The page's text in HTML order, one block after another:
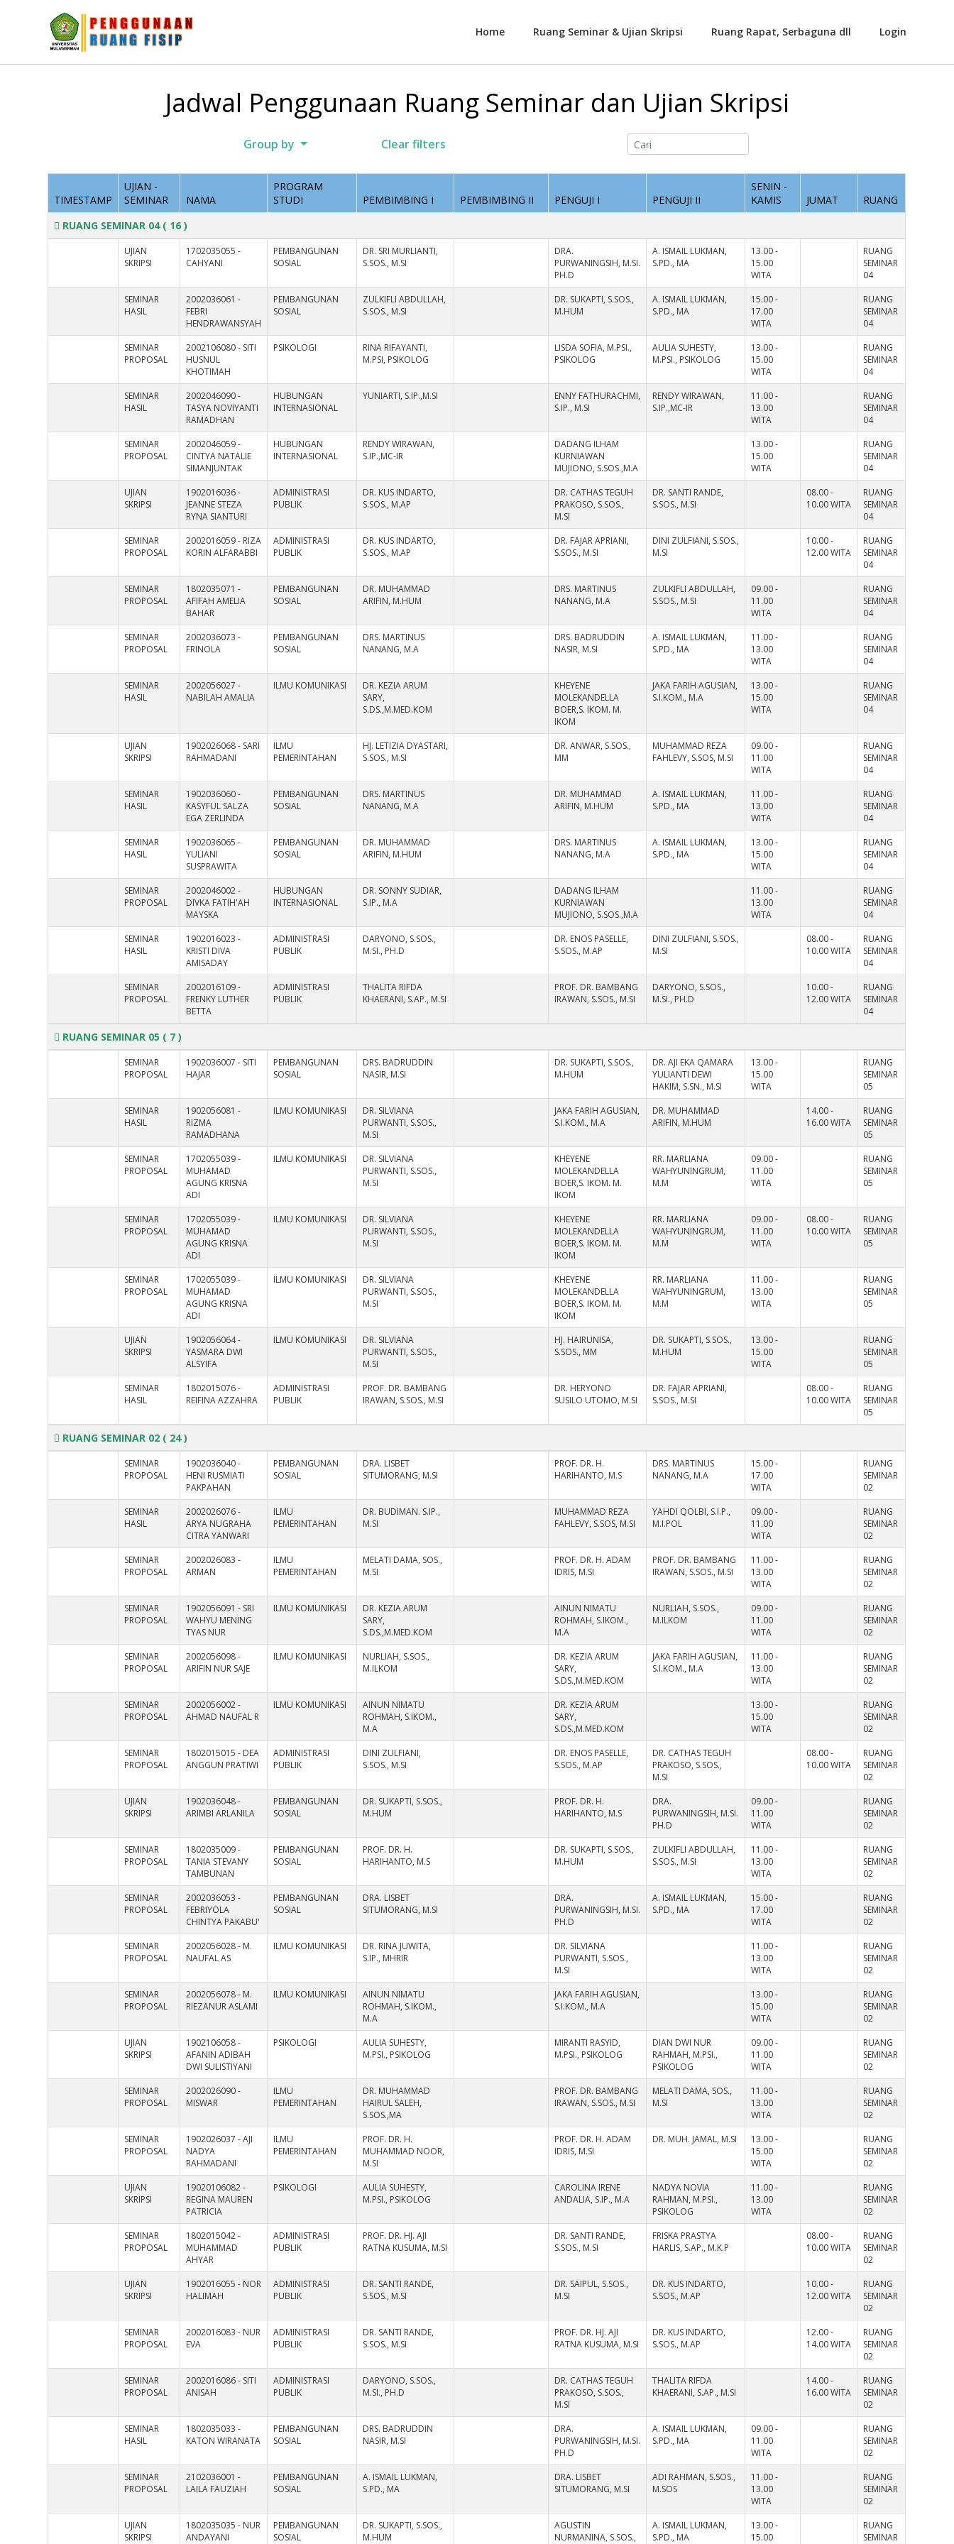
Home Ruang Seminar & Ujian Skripsi Ruang Rapat, Serbaguna dll Login
Jadwal Penggunaan Ruang Seminar dan Ujian Skripsi
Group by Clear filters
TIMESTAMP
UJIAN -
SEMINAR
NAMA
PROGRAM
STUDI
PEMBIMBING I PEMBIMBING II PENGUJI I PENGUJI II
SENIN -
KAMIS
JUMAT
RUANG
RUANG SEMINAR 04 ( 16 )
UJIAN
SKRIPSI
1702035055 -
CAHYANI
PEMBANGUNAN
SOSIAL
DR. SRI MURLIANTI,
S.SOS., M.SI
DRA.
PURWANINGSIH, M.SI.
PH.D
A. ISMAIL LUKMAN,
S.PD., MA
13.00 -
15.00
WITA
RUANG
SEMINAR
04
SEMINAR
HASIL
2002036061 -
FEBRI
HENDRAWANSYAH
PEMBANGUNAN
SOSIAL
ZULKIFLI ABDULLAH,
S.SOS., M.SI
DR. SUKAPTI, S.SOS.,
M.HUM
A. ISMAIL LUKMAN,
S.PD., MA
15.00 -
17.00
WITA
RUANG
SEMINAR
04
SEMINAR
PROPOSAL
2002106080 - SITI
HUSNUL
KHOTIMAH
PSIKOLOGI
RINA RIFAYANTI,
M.PSI, PSIKOLOG
LISDA SOFIA, M.PSI.,
PSIKOLOG
AULIA SUHESTY,
M.PSI., PSIKOLOG
13.00 -
15.00
WITA
RUANG
SEMINAR
04
SEMINAR
HASIL
2002046090 -
TASYA NOVIYANTI
RAMADHAN
HUBUNGAN
INTERNASIONAL
YUNIARTI, S.IP.,M.SI
ENNY FATHURACHMI,
S.IP., M.SI
RENDY WIRAWAN,
S.IP.,MC-IR
11.00 -
13.00
WITA
RUANG
SEMINAR
04
SEMINAR
PROPOSAL
2002046059 -
CINTYA NATALIE
SIMANJUNTAK
HUBUNGAN
INTERNASIONAL
RENDY WIRAWAN,
S.IP.,MC-IR
DADANG ILHAM
KURNIAWAN
MUJIONO, S.SOS.,M.A
13.00 -
15.00
WITA
RUANG
SEMINAR
04
UJIAN
SKRIPSI
1902016036 -
JEANNE STEZA
RYNA SIANTURI
ADMINISTRASI
PUBLIK
DR. KUS INDARTO,
S.SOS., M.AP
DR. CATHAS TEGUH
PRAKOSO, S.SOS.,
M.SI
DR. SANTI RANDE,
S.SOS., M.SI
08.00 -
10.00 WITA
RUANG
SEMINAR
04
SEMINAR
PROPOSAL
2002016059 - RIZA
KORIN ALFARABBI
ADMINISTRASI
PUBLIK
DR. KUS INDARTO,
S.SOS., M.AP
DR. FAJAR APRIANI,
S.SOS., M.SI
DINI ZULFIANI, S.SOS.,
M.SI
10.00 -
12.00 WITA
RUANG
SEMINAR
04
SEMINAR
PROPOSAL
1802035071 -
AFIFAH AMELIA
BAHAR
PEMBANGUNAN
SOSIAL
DR. MUHAMMAD
ARIFIN, M.HUM
DRS. MARTINUS
NANANG, M.A
ZULKIFLI ABDULLAH,
S.SOS., M.SI
09.00 -
11.00
WITA
RUANG
SEMINAR
04
SEMINAR
PROPOSAL
2002036073 -
FRINOLA
PEMBANGUNAN
SOSIAL
DRS. MARTINUS
NANANG, M.A
DRS. BADRUDDIN
NASIR, M.SI
A. ISMAIL LUKMAN,
S.PD., MA
11.00 -
13.00
WITA
RUANG
SEMINAR
04
SEMINAR
HASIL
2002056027 -
NABILAH AMALIA
ILMU KOMUNIKASI
DR. KEZIA ARUM
SARY,
S.DS.,M.MED.KOM
KHEYENE
MOLEKANDELLA
BOER,S. IKOM. M.
IKOM
JAKA FARIH AGUSIAN,
S.I.KOM., M.A
13.00 -
15.00
WITA
RUANG
SEMINAR
04
UJIAN
SKRIPSI
1902026068 - SARI
RAHMADANI
ILMU
PEMERINTAHAN
HJ. LETIZIA DYASTARI,
S.SOS., M.SI
DR. ANWAR, S.SOS.,
MM
MUHAMMAD REZA
FAHLEVY, S.SOS, M.SI
09.00 -
11.00
WITA
RUANG
SEMINAR
04
SEMINAR
HASIL
1902036060 -
KASYFUL SALZA
EGA ZERLINDA
PEMBANGUNAN
SOSIAL
DRS. MARTINUS
NANANG, M.A
DR. MUHAMMAD
ARIFIN, M.HUM
A. ISMAIL LUKMAN,
S.PD., MA
11.00 -
13.00
WITA
RUANG
SEMINAR
04
SEMINAR
HASIL
1902036065 -
YULIANI
SUSPRAWITA
PEMBANGUNAN
SOSIAL
DR. MUHAMMAD
ARIFIN, M.HUM
DRS. MARTINUS
NANANG, M.A
A. ISMAIL LUKMAN,
S.PD., MA
13.00 -
15.00
WITA
RUANG
SEMINAR
04
SEMINAR
PROPOSAL
2002046002 -
DIVKA FATIH'AH
MAYSKA
HUBUNGAN
INTERNASIONAL
DR. SONNY SUDIAR,
S.IP., M.A
DADANG ILHAM
KURNIAWAN
MUJIONO, S.SOS.,M.A
11.00 -
13.00
WITA
RUANG
SEMINAR
04
SEMINAR
HASIL
1902016023 -
KRISTI DIVA
AMISADAY
ADMINISTRASI
PUBLIK
DARYONO, S.SOS.,
M.SI., PH.D
DR. ENOS PASELLE,
S.SOS., M.AP
DINI ZULFIANI, S.SOS.,
M.SI
08.00 -
10.00 WITA
RUANG
SEMINAR
04
SEMINAR
PROPOSAL
2002016109 -
FRENKY LUTHER
BETTA
ADMINISTRASI
PUBLIK
THALITA RIFDA
KHAERANI, S.AP., M.SI
PROF. DR. BAMBANG
IRAWAN, S.SOS., M.SI
DARYONO, S.SOS.,
M.SI., PH.D
10.00 -
12.00 WITA
RUANG
SEMINAR
04
RUANG SEMINAR 05 ( 7 )
SEMINAR
PROPOSAL
1902036007 - SITI
HAJAR
PEMBANGUNAN
SOSIAL
DRS. BADRUDDIN
NASIR, M.SI
DR. SUKAPTI, S.SOS.,
M.HUM
DR. AJI EKA QAMARA
YULIANTI DEWI
HAKIM, S.SN., M.SI
13.00 -
15.00
WITA
RUANG
SEMINAR
05
SEMINAR
HASIL
1902056081 -
RIZMA
RAMADHANA
ILMU KOMUNIKASI
DR. SILVIANA
PURWANTI, S.SOS.,
M.SI
JAKA FARIH AGUSIAN,
S.I.KOM., M.A
DR. MUHAMMAD
ARIFIN, M.HUM
14.00 -
16.00 WITA
RUANG
SEMINAR
05
SEMINAR
PROPOSAL
1702055039 -
MUHAMAD
AGUNG KRISNA
ADI
ILMU KOMUNIKASI
DR. SILVIANA
PURWANTI, S.SOS.,
M.SI
KHEYENE
MOLEKANDELLA
BOER,S. IKOM. M.
IKOM
RR. MARLIANA
WAHYUNINGRUM,
M.M
09.00 -
11.00
WITA
RUANG
SEMINAR
05
SEMINAR
PROPOSAL
1702055039 -
MUHAMAD
AGUNG KRISNA
ADI
ILMU KOMUNIKASI
DR. SILVIANA
PURWANTI, S.SOS.,
M.SI
KHEYENE
MOLEKANDELLA
BOER,S. IKOM. M.
IKOM
RR. MARLIANA
WAHYUNINGRUM,
M.M
09.00 -
11.00
WITA
08.00 -
10.00 WITA
RUANG
SEMINAR
05
SEMINAR
PROPOSAL
1702055039 -
MUHAMAD
AGUNG KRISNA
ADI
ILMU KOMUNIKASI
DR. SILVIANA
PURWANTI, S.SOS.,
M.SI
KHEYENE
MOLEKANDELLA
BOER,S. IKOM. M.
IKOM
RR. MARLIANA
WAHYUNINGRUM,
M.M
11.00 -
13.00
WITA
RUANG
SEMINAR
05
UJIAN
SKRIPSI
1902056064 -
YASMARA DWI
ALSYIFA
ILMU KOMUNIKASI
DR. SILVIANA
PURWANTI, S.SOS.,
M.SI
HJ. HAIRUNISA,
S.SOS., MM
DR. SUKAPTI, S.SOS.,
M.HUM
13.00 -
15.00
WITA
RUANG
SEMINAR
05
SEMINAR
HASIL
1802015076 -
REIFINA AZZAHRA
ADMINISTRASI
PUBLIK
PROF. DR. BAMBANG
IRAWAN, S.SOS., M.SI
DR. HERYONO
SUSILO UTOMO, M.SI
DR. FAJAR APRIANI,
S.SOS., M.SI
08.00 -
10.00 WITA
RUANG
SEMINAR
05
RUANG SEMINAR 02 ( 24 )
SEMINAR
PROPOSAL
1902036040 -
HENI RUSMIATI
PAKPAHAN
PEMBANGUNAN
SOSIAL
DRA. LISBET
SITUMORANG, M.SI
PROF. DR. H.
HARIHANTO, M.S
DRS. MARTINUS
NANANG, M.A
15.00 -
17.00
WITA
RUANG
SEMINAR
02
SEMINAR
HASIL
2002026076 -
ARYA NUGRAHA
CITRA YANWARI
ILMU
PEMERINTAHAN
DR. BUDIMAN. S.IP.,
M.SI
MUHAMMAD REZA
FAHLEVY, S.SOS, M.SI
YAHDI QOLBI, S.I.P.,
M.I.POL
09.00 -
11.00
WITA
RUANG
SEMINAR
02
SEMINAR
PROPOSAL
2002026083 -
ARMAN
ILMU
PEMERINTAHAN
MELATI DAMA, SOS.,
M.SI
PROF. DR. H. ADAM
IDRIS, M.SI
PROF. DR. BAMBANG
IRAWAN, S.SOS., M.SI
11.00 -
13.00
WITA
RUANG
SEMINAR
02
SEMINAR
PROPOSAL
1902056091 - SRI
WAHYU MENING
TYAS NUR
ILMU KOMUNIKASI
DR. KEZIA ARUM
SARY,
S.DS.,M.MED.KOM
AINUN NIMATU
ROHMAH, S.IKOM.,
M.A
NURLIAH, S.SOS.,
M.ILKOM
09.00 -
11.00
WITA
RUANG
SEMINAR
02
SEMINAR
PROPOSAL
2002056098 -
ARIFIN NUR SAJE
ILMU KOMUNIKASI
NURLIAH, S.SOS.,
M.ILKOM
DR. KEZIA ARUM
SARY,
S.DS.,M.MED.KOM
JAKA FARIH AGUSIAN,
S.I.KOM., M.A
11.00 -
13.00
WITA
RUANG
SEMINAR
02
SEMINAR
PROPOSAL
2002056002 -
AHMAD NAUFAL R
ILMU KOMUNIKASI
AINUN NIMATU
ROHMAH, S.IKOM.,
M.A
DR. KEZIA ARUM
SARY,
S.DS.,M.MED.KOM
13.00 -
15.00
WITA
RUANG
SEMINAR
02
SEMINAR
PROPOSAL
1802015015 - DEA
ANGGUN PRATIWI
ADMINISTRASI
PUBLIK
DINI ZULFIANI,
S.SOS., M.SI
DR. ENOS PASELLE,
S.SOS., M.AP
DR. CATHAS TEGUH
PRAKOSO, S.SOS.,
M.SI
08.00 -
10.00 WITA
RUANG
SEMINAR
02
UJIAN
SKRIPSI
1902036048 -
ARIMBI ARLANILA
PEMBANGUNAN
SOSIAL
DR. SUKAPTI, S.SOS.,
M.HUM
PROF. DR. H.
HARIHANTO, M.S
DRA.
PURWANINGSIH, M.SI.
PH.D
09.00 -
11.00
WITA
RUANG
SEMINAR
02
SEMINAR
PROPOSAL
1802035009 -
TANIA STEVANY
TAMBUNAN
PEMBANGUNAN
SOSIAL
PROF. DR. H.
HARIHANTO, M.S
DR. SUKAPTI, S.SOS.,
M.HUM
ZULKIFLI ABDULLAH,
S.SOS., M.SI
11.00 -
13.00
WITA
RUANG
SEMINAR
02
SEMINAR
PROPOSAL
2002036053 -
FEBRIYOLA
CHINTYA PAKABU'
PEMBANGUNAN
SOSIAL
DRA. LISBET
SITUMORANG, M.SI
DRA.
PURWANINGSIH, M.SI.
PH.D
A. ISMAIL LUKMAN,
S.PD., MA
15.00 -
17.00
WITA
RUANG
SEMINAR
02
SEMINAR
PROPOSAL
2002056028 - M.
NAUFAL AS
ILMU KOMUNIKASI
DR. RINA JUWITA,
S.IP., MHRIR
DR. SILVIANA
PURWANTI, S.SOS.,
M.SI
11.00 -
13.00
WITA
RUANG
SEMINAR
02
SEMINAR
PROPOSAL
2002056078 - M.
RIEZANUR ASLAMI
ILMU KOMUNIKASI
AINUN NIMATU
ROHMAH, S.IKOM.,
M.A
JAKA FARIH AGUSIAN,
S.I.KOM., M.A
13.00 -
15.00
WITA
RUANG
SEMINAR
02
UJIAN
SKRIPSI
1902106058 -
AFANIN ADIBAH
DWI SULISTIYANI
PSIKOLOGI
AULIA SUHESTY,
M.PSI., PSIKOLOG
MIRANTI RASYID,
M.PSI., PSIKOLOG
DIAN DWI NUR
RAHMAH, M.PSI.,
PSIKOLOG
09.00 -
11.00
WITA
RUANG
SEMINAR
02
SEMINAR
PROPOSAL
2002026090 -
MISWAR
ILMU
PEMERINTAHAN
DR. MUHAMMAD
HAIRUL SALEH,
S.SOS.,MA
PROF. DR. BAMBANG
IRAWAN, S.SOS., M.SI
MELATI DAMA, SOS.,
M.SI
11.00 -
13.00
WITA
RUANG
SEMINAR
02
SEMINAR
PROPOSAL
1902026037 - AJI
NADYA
RAHMADANI
ILMU
PEMERINTAHAN
PROF. DR. H.
MUHAMMAD NOOR,
M.SI
PROF. DR. H. ADAM
IDRIS, M.SI
DR. MUH. JAMAL, M.SI
13.00 -
15.00
WITA
RUANG
SEMINAR
02
UJIAN
SKRIPSI
19020106082 -
REGINA MAUREN
PATRICIA
PSIKOLOGI
AULIA SUHESTY,
M.PSI., PSIKOLOG
CAROLINA IRENE
ANDALIA, S.IP., M.A
NADYA NOVIA
RAHMAN, M.PSI.,
PSIKOLOG
11.00 -
13.00
WITA
RUANG
SEMINAR
02
SEMINAR
PROPOSAL
1802015042 -
MUHAMMAD
AHYAR
ADMINISTRASI
PUBLIK
PROF. DR. HJ. AJI
RATNA KUSUMA, M.SI
DR. SANTI RANDE,
S.SOS., M.SI
FRISKA PRASTYA
HARLIS, S.AP., M.K.P
08.00 -
10.00 WITA
RUANG
SEMINAR
02
UJIAN
SKRIPSI
1902016055 - NOR
HALIMAH
ADMINISTRASI
PUBLIK
DR. SANTI RANDE,
S.SOS., M.SI
DR. SAIPUL, S.SOS.,
M.SI
DR. KUS INDARTO,
S.SOS., M.AP
10.00 -
12.00 WITA
RUANG
SEMINAR
02
SEMINAR
PROPOSAL
2002016083 - NUR
EVA
ADMINISTRASI
PUBLIK
DR. SANTI RANDE,
S.SOS., M.SI
PROF. DR. HJ. AJI
RATNA KUSUMA, M.SI
DR. KUS INDARTO,
S.SOS., M.AP
12.00 -
14.00 WITA
RUANG
SEMINAR
02
SEMINAR
PROPOSAL
2002016086 - SITI
ANISAH
ADMINISTRASI
PUBLIK
DARYONO, S.SOS.,
M.SI., PH.D
DR. CATHAS TEGUH
PRAKOSO, S.SOS.,
M.SI
THALITA RIFDA
KHAERANI, S.AP., M.SI
14.00 -
16.00 WITA
RUANG
SEMINAR
02
SEMINAR
HASIL
1802035033 -
KATON WIRANATA
PEMBANGUNAN
SOSIAL
DRS. BADRUDDIN
NASIR, M.SI
DRA.
PURWANINGSIH, M.SI.
PH.D
A. ISMAIL LUKMAN,
S.PD., MA
09.00 -
11.00
WITA
RUANG
SEMINAR
02
SEMINAR
PROPOSAL
2102036001 -
LAILA FAUZIAH
PEMBANGUNAN
SOSIAL
A. ISMAIL LUKMAN,
S.PD., MA
DRA. LISBET
SITUMORANG, M.SI
ADI RAHMAN, S.SOS.,
M.SOS
11.00 -
13.00
WITA
RUANG
SEMINAR
02
UJIAN
SKRIPSI
1802035035 - NUR
ANDAYANI
PEMBANGUNAN
SOSIAL
DR. SUKAPTI, S.SOS.,
M.HUM
AGUSTIN
NURMANINA, S.SOS.,
A. ISMAIL LUKMAN,
S.PD., MA
13.00 -
15.00
RUANG
SEMINAR